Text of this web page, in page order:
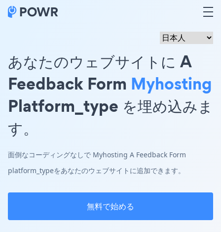
あなたのウェブサイトに A
Feedback Form Myhosting
Platform_type を埋め込みま
す。
面倒なコーディングなしで Myhosting A Feedback Form
platform_typeをあなたのウェブサイトに追加できます。
無料で始める